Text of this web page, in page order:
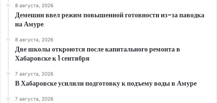
8 августа, 2026
Демешин ввел режим повышенной готовности из-за паводка
на Амуре
8 августа, 2026
Две школы откроются после капитального ремонта в
Хабаровске к 1 сентября
7 августа, 2026
В Хабаровске усилили подготовку к подъему воды в Амуре
7 августа, 2026